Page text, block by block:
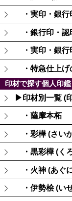
・実印・銀行
・銀行印・認
・実印・銀行
・特急仕上げ
印材で探す個人印
▶印材別一覧 (
・薩摩本柘
・彩樺 (さい
・黒彩樺 (く
・火神 (あぐ
・伊勢桧 (い